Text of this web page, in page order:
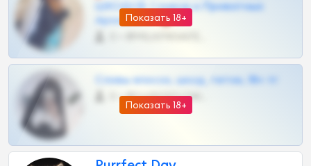
Показать 18+
ШКОДОВ Сливов и Приватных
Архивов ТГ 🔞💎
Показать 18+
Сливы вписок, шкод, теток, 18+ тг
0 •